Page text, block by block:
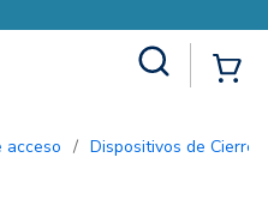
acceso / Dispositivos de Cierre